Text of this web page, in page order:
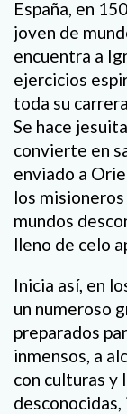
España, en
joven de
encuentra a
ejercicios
toda su
Se hace
convierte en
enviado a
los
mundos
lleno de celo
Inicia así, en
un numeroso
preparados
inmensos, a
con culturas y